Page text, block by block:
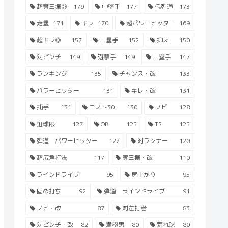
超奪三振◎ 179 中堅手 177 低弾道
173
走塁 171 キレ 170 超パワーヒッター 169
超キレ◎
157 三塁手 152 抑え
150
対ピンチ
149 遊撃手 149 二塁手
147
ランキング
135 チャンス・改
133
パワーヒッター
131 キレ・改
131
捕手
131 コスト30 130 ノビ
128
選球眼
127 OB 125 TS
125
弾道 パワーヒッター
122 対ランナー
120
超広角打法
117 奪三振・改
110
ラインドライブ
95 尻上がり
95
固め打ち
92 弾道 ラインドライブ
91
ノビ・改
87 対左打者
83
対ピンチ・改
82 満塁男 80 荒れ球 80